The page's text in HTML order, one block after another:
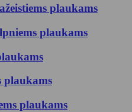
plaukams
plaukams
plaukams
plaukams